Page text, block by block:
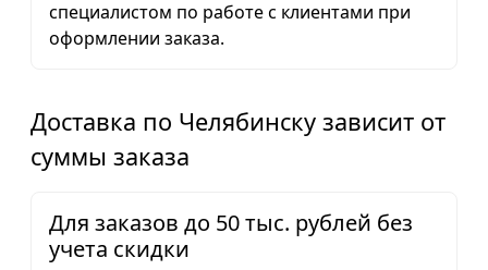
специалистом по работе с клиентами при
оформлении заказа.
Доставка по Челябинску зависит от
суммы заказа
Для заказов до 50 тыс. рублей без
учета скидки